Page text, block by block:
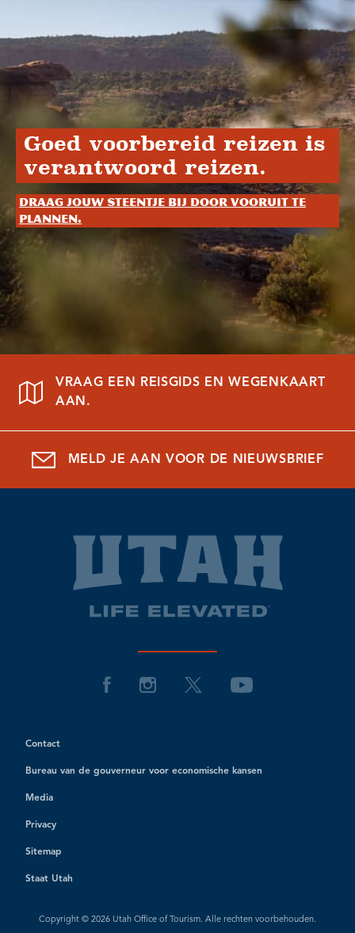
Goed voorbereid reizen is
verantwoord reizen.
Draag jouw steentje bij door vooruit te
plannen.
VRAAG EEN REISGIDS EN WEGENKAART
AAN.
MELD JE AAN VOOR DE NIEUWSBRIEF
Contact
Bureau van de gouverneur voor economische kansen
Media
Privacy
Sitemap
Staat Utah
Copyright © 2026 Utah Office of Tourism. Alle rechten voorbehouden.